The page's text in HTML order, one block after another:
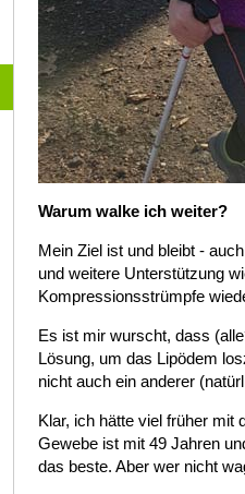
Warum walke ich weiter?
Mein Ziel ist und bleibt -
und weitere Unterstützung
Kompressionsstrümpfe
Es ist mir wurscht, dass
Lösung, um das Lipödem
nicht auch ein anderer
Klar, ich hätte viel früher mit
Gewebe ist mit 49 Jahren
das beste. Aber wer nicht